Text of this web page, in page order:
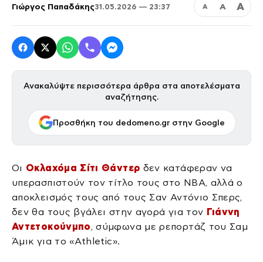
Γιώργος Παπαδάκης31.05.2026 — 23:37 Α Α Α
Ανακαλύψτε περισσότερα άρθρα στα αποτελέσματα
αναζήτησης.
Προσθήκη του dedomeno.gr στην Google
Οι Οκλαχόμα Σίτι Θάντερ δεν κατάφεραν να
υπερασπιστούν τον τίτλο τους στο NBA, αλλά ο
αποκλεισμός τους από τους Σαν Αντόνιο Σπερς,
δεν θα τους βγάλει στην αγορά για τον Γιάννη
Αντετοκούνμπο, σύμφωνα με ρεπορτάζ του Σαμ
Άμικ για το «Athletic».